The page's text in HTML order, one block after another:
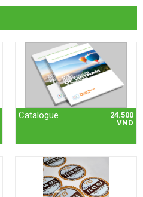
Catalogue
24.500
VND